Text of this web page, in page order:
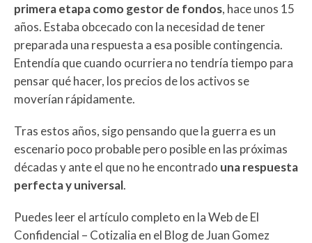
primera etapa como gestor de fondos, hace unos 15
años. Estaba obcecado con la necesidad de tener
preparada una respuesta a esa posible contingencia.
Entendía que cuando ocurriera no tendría tiempo para
pensar qué hacer, los precios de los activos se
moverían rápidamente.
Tras estos años, sigo pensando que la guerra es un
escenario poco probable pero posible en las próximas
décadas y ante el que no he encontrado una respuesta
perfecta y universal.
Puedes leer el artículo completo en la Web de El
Confidencial – Cotizalia en el Blog de Juan Gomez